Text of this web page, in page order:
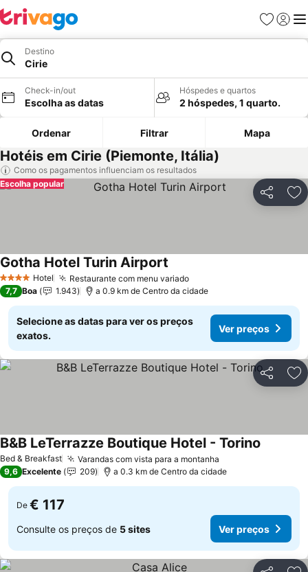
Favoritos
Iniciar
Destino
Cirie
Check-in/out
Escolha as datas
Hóspedes e quartos
2 hóspedes, 1 quarto.
Ordenar Filtrar Mapa
Hotéis em Cirie (Piemonte, Itália)
Como os pagamentos influenciam os resultados
Partilhar
Escolha popular
4 EstrelasHotel Restaurante com menu variadoVer preços
Gotha Hotel Turin Airport
7,7 Boa 1.943 a 0.9 km de Centro da cidade
Selecione as datas para ver os preços
exatos.
Ver preços
Partilhar
Bed & Breakfast Varandas com vista para a montanha
B&B LeTerrazze Boutique Hotel - Torino
9,6 Excelente 209 a 0.3 km de Centro da cidade
De € 117
Consulte os preços de 5 sites Ver preços